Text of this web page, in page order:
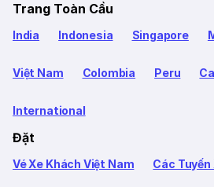
Trang Toàn Cầu
India Indonesia Singapore
Việt Nam Colombia Peru
International
Đặt
Vé Xe Khách Việt Nam Các Tuyến